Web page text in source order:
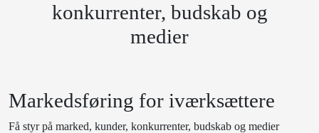
konkurrenter, budskab og
medier
Markedsføring for iværksættere
Få styr på marked, kunder, konkurrenter, budskab og medier